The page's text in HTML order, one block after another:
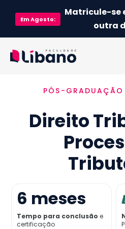
EmAgosto:
Matricule-se
outra
Ementa
Como funciona
Credenciamento MEC
Já sou aluno
PÓS-
Direito
6 meses
Tempo para conclusão e
certificação